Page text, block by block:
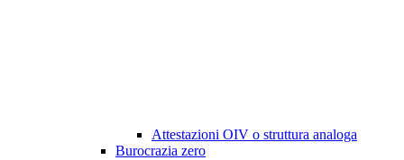
Attestazioni OIV o struttura analoga
Burocrazia zero